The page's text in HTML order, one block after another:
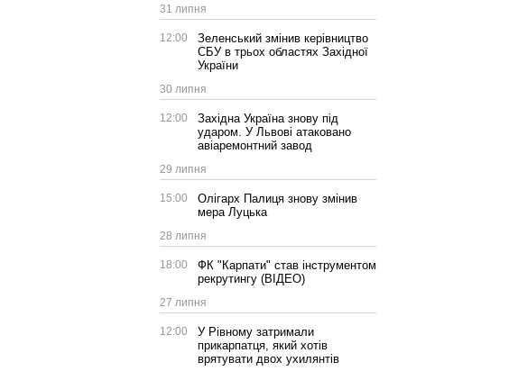
31 липня
12:00
Зеленський змінив керівництво
СБУ в трьох областях Західної
України
30 липня
12:00
Західна Україна знову під
ударом. У Львові атаковано
авіаремонтний завод
29 липня
15:00
Олігарх Палиця знову змінив
мера Луцька
28 липня
18:00
ФК "Карпати" став інструментом
рекрутингу (ВІДЕО)
27 липня
12:00
У Рівному затримали
прикарпатця, який хотів
врятувати двох ухилянтів